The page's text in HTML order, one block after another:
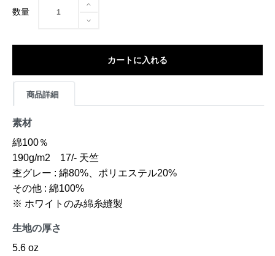
数量
カートに入れる
商品詳細
素材
綿100％
190g/m2 17/- 天竺
杢グレー : 綿80%、ポリエステル20%
その他 : 綿100%
※ ホワイトのみ綿糸縫製
生地の厚さ
5.6 oz